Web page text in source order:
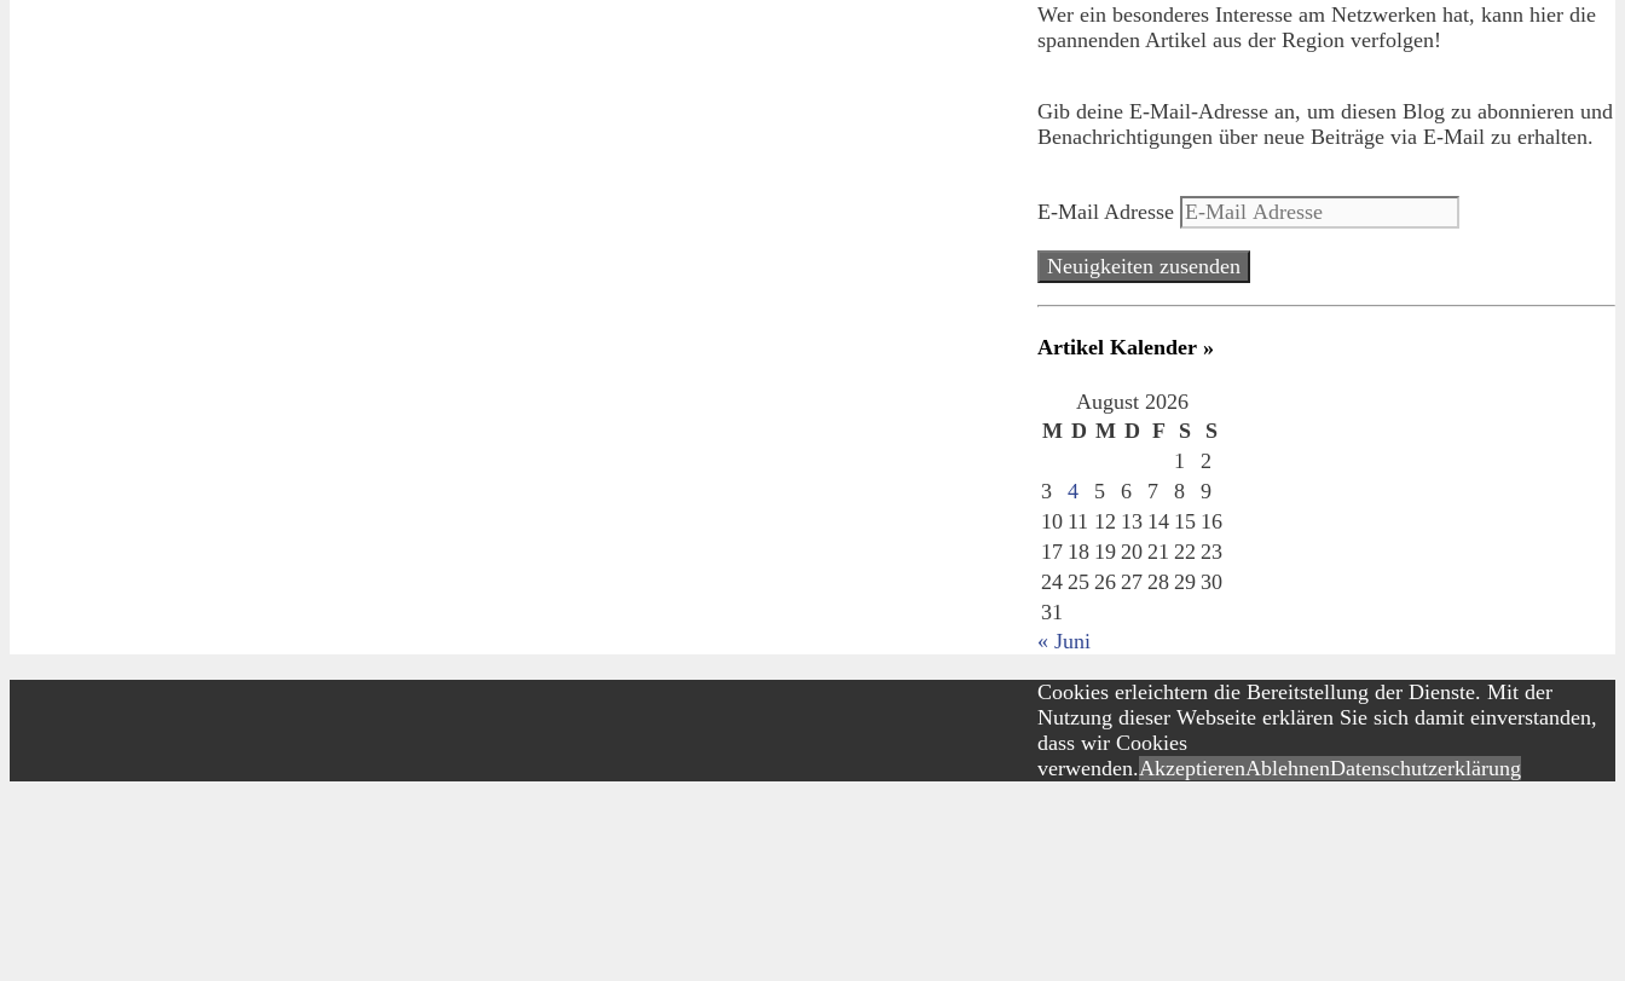
Wer ein besonderes Interesse am Netzwerken hat, kann hier die
spannenden Artikel aus der Region verfolgen!
Gib deine E-Mail-Adresse an, um diesen Blog zu abonnieren und
Benachrichtigungen über neue Beiträge via E-Mail zu erhalten.
E-Mail Adresse
Neuigkeiten zusenden
Artikel Kalender »
August 2026
M D M D F S
S
1
2
3
4 5 6 7 8
9
10 11 12 13 14 15 16
17 18 19 20 21 22 23
24 25 26 27 28 29 30
31
« Juni
Cookies erleichtern die Bereitstellung der Dienste. Mit der
Nutzung dieser Webseite erklären Sie sich damit einverstanden,
dass wir Cookies
verwenden.AkzeptierenAblehnenDatenschutzerklärung